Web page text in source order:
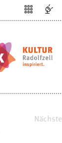
Nächste